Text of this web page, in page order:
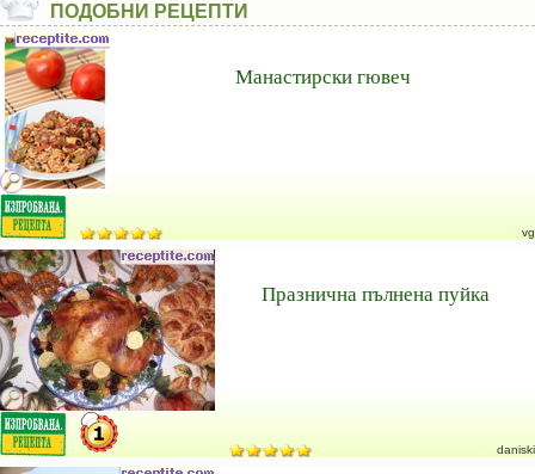
ПОДОБНИ РЕЦЕПТИ
Манастирски гювеч
vg
Празнична пълнена пуйка
daniski